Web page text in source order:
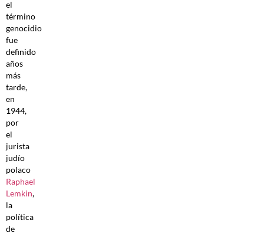
el
término
genocidio
fue
definido
años
más
tarde,
en
1944,
por
el
jurista
judío
polaco
Raphael
Lemkin,
la
política
de